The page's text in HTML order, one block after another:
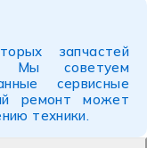
запчастей
Мы советуем
сервисные
ремонт может
техники.